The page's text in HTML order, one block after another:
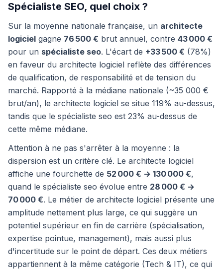
Spécialiste SEO, quel choix ?
Sur la moyenne nationale française, un architecte
logiciel gagne 76 500 € brut annuel, contre 43 000 €
pour un spécialiste seo. L'écart de +33 500 € (78%)
en faveur du architecte logiciel reflète des différences
de qualification, de responsabilité et de tension du
marché. Rapporté à la médiane nationale (~35 000 €
brut/an), le architecte logiciel se situe 119% au-dessus,
tandis que le spécialiste seo est 23% au-dessus de
cette même médiane.
Attention à ne pas s'arrêter à la moyenne : la
dispersion est un critère clé. Le architecte logiciel
affiche une fourchette de 52 000 € → 130 000 €,
quand le spécialiste seo évolue entre 28 000 € →
70 000 €. Le métier de architecte logiciel présente une
amplitude nettement plus large, ce qui suggère un
potentiel supérieur en fin de carrière (spécialisation,
expertise pointue, management), mais aussi plus
d'incertitude sur le point de départ. Ces deux métiers
appartiennent à la même catégorie (Tech & IT), ce qui